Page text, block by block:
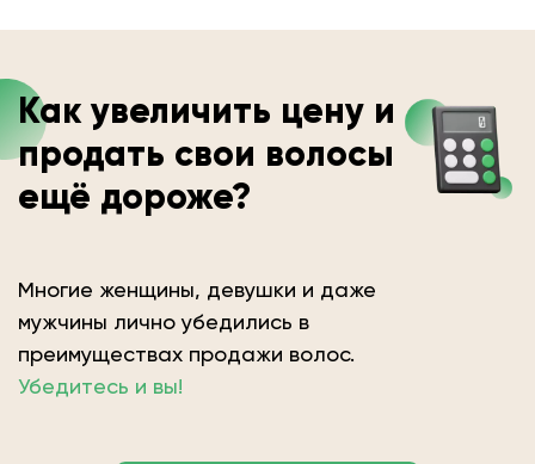
Как увеличить цену и
продать свои волосы
ещё дороже?
Многие женщины, девушки и даже
мужчины лично убедились в
преимуществах продажи волос.
Убедитесь и вы!